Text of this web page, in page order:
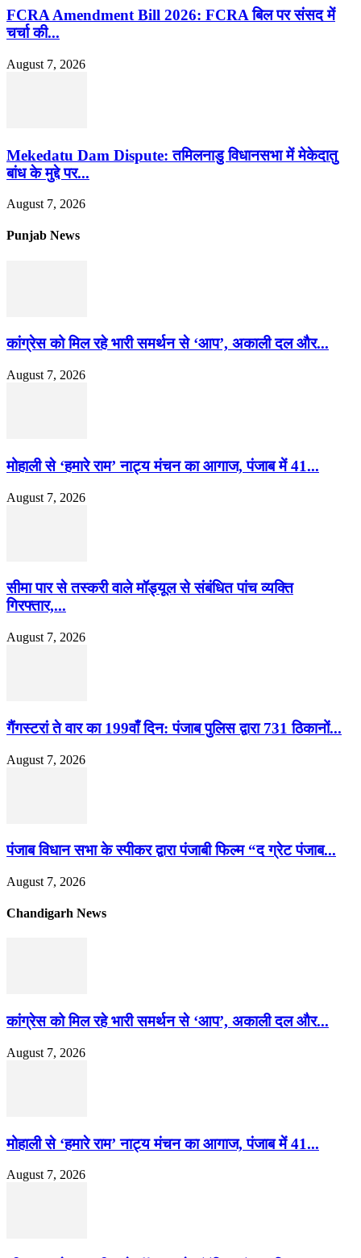
FCRA Amendment Bill 2026: FCRA बिल पर संसद में
चर्चा की...
August 7, 2026
Mekedatu Dam Dispute: तमिलनाडु विधानसभा में मेकेदातु
बांध के मुद्दे पर...
August 7, 2026
Punjab News
कांग्रेस को मिल रहे भारी समर्थन से ‘आप’, अकाली दल और...
August 7, 2026
मोहाली से ‘हमारे राम’ नाट्य मंचन का आगाज, पंजाब में 41...
August 7, 2026
सीमा पार से तस्करी वाले मॉड्यूल से संबंधित पांच व्यक्ति
गिरफ्तार,...
August 7, 2026
गैंगस्टरां ते वार का 199वाँ दिन: पंजाब पुलिस द्वारा 731 ठिकानों...
August 7, 2026
पंजाब विधान सभा के स्पीकर द्वारा पंजाबी फिल्म “द ग्रेट पंजाब...
August 7, 2026
Chandigarh News
कांग्रेस को मिल रहे भारी समर्थन से ‘आप’, अकाली दल और...
August 7, 2026
मोहाली से ‘हमारे राम’ नाट्य मंचन का आगाज, पंजाब में 41...
August 7, 2026